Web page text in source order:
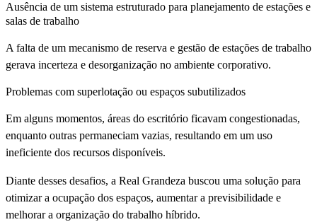
Ausência de um sistema estruturado para planejamento de estações e
salas de trabalho
A falta de um mecanismo de reserva e gestão de estações de trabalho
gerava incerteza e desorganização no ambiente corporativo.
Problemas com superlotação ou espaços subutilizados
Em alguns momentos, áreas do escritório ficavam congestionadas,
enquanto outras permaneciam vazias, resultando em um uso
ineficiente dos recursos disponíveis.
Diante desses desafios, a Real Grandeza buscou uma solução para
otimizar a ocupação dos espaços, aumentar a previsibilidade e
melhorar a organização do trabalho híbrido.